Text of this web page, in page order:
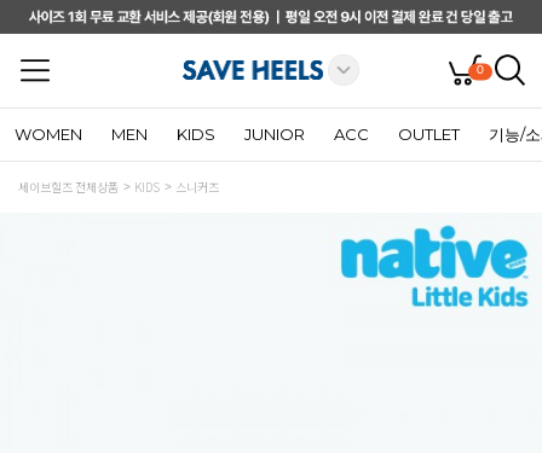
0
WOMEN MEN KIDS JUNIOR ACC OUTLET 기능/
세이브힐즈 전체상품 KIDS 스니커즈